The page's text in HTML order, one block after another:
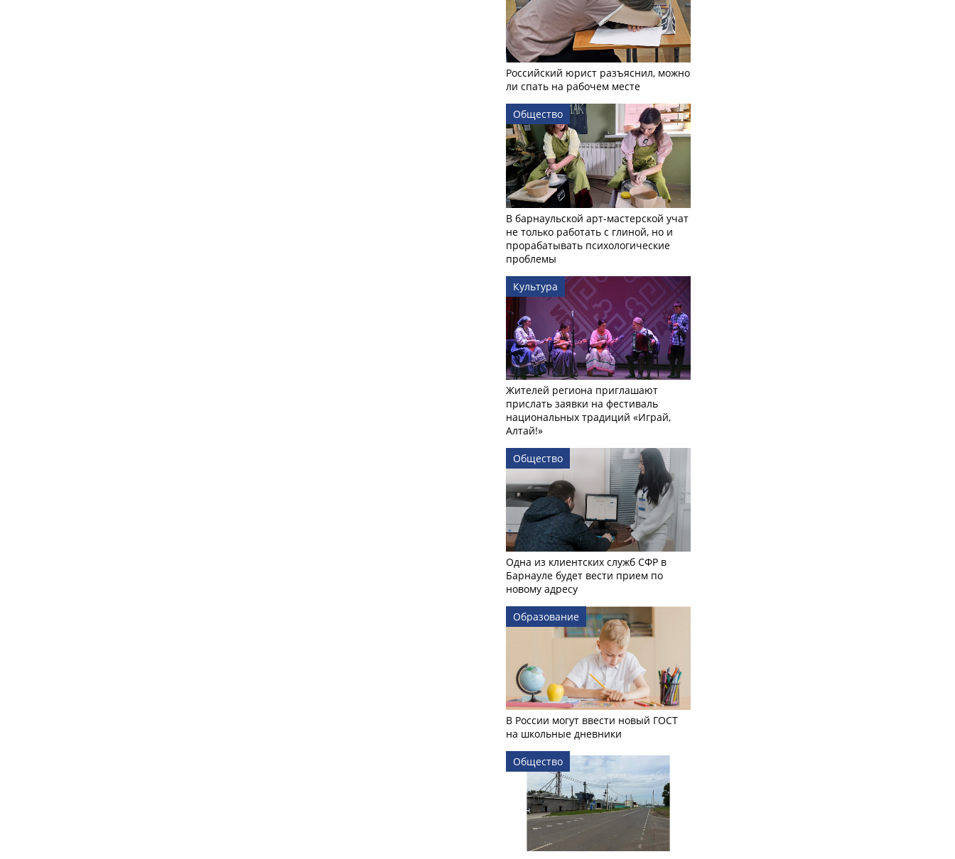
Российский юрист разъяснил, можно
ли спать на рабочем месте
Общество
В барнаульской арт-мастерской учат
не только работать с глиной, но и
прорабатывать психологические
проблемы
Культура
Жителей региона приглашают
прислать заявки на фестиваль
национальных традиций «Играй,
Алтай!»
Общество
Одна из клиентских служб СФР в
Барнауле будет вести прием по
новому адресу
Образование
В России могут ввести новый ГОСТ
на школьные дневники
Общество